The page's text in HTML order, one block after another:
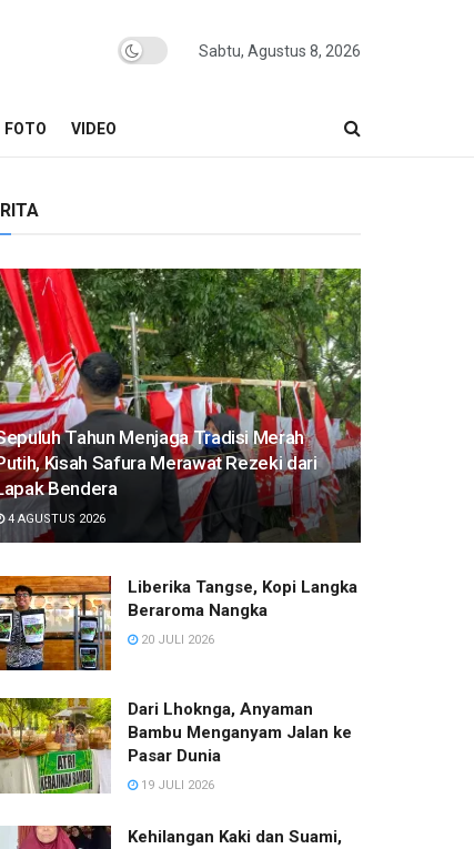
Sabtu, Agustus 8, 2026
FOTO VIDEO
Tahun Menjaga Tradisi Merah
Kisah Safura Merawat Rezeki dari
Bendera
4 AGUSTUS 2026
Liberika Tangse, Kopi Langka
Beraroma Nangka
20 JULI 2026
Dari Lhoknga, Anyaman
Bambu Menganyam Jalan ke
Pasar Dunia
19 JULI 2026
Kehilangan Kaki dan Suami,